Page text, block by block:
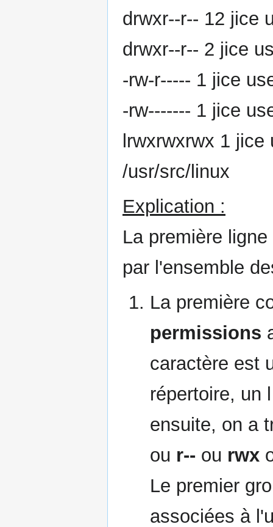
drwxr--r-- 12 jice
drwxr--r-- 2 jice
-rw-r----- 1 jice
-rw------- 1 jice
lrwxrwxrwx 1
/usr/src/linux
Explication :
La première
par l'ensemble
La première
permissions
caractère est
répertoire, un
ensuite, on a
ou r-- ou rwx
Le premier
associées à